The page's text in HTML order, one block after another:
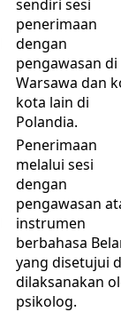
sendiri sesi
penerimaan
dengan
pengawasan di
Warsawa dan
kota lain di
Polandia.
Penerimaan
melalui sesi
dengan
pengawasan
instrumen
berbahasa
yang disetujui
dilaksanakan
psikolog.